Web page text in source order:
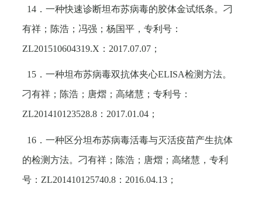
14．一种快速诊断坦布苏病毒的胶体金试纸条。刁
有祥；陈浩；冯强；杨国平，专利号：
ZL201510604319.X ： 2017.07.07；
15．一种坦布苏病毒双抗体夹心ELISA检测方法。
刁有祥；陈浩；唐熠；高绪慧；专利号：
ZL201410123528.8： 2017.01.04；
16．一种区分坦布苏病毒活毒与灭活疫苗产生抗体
的检测方法。刁有祥；陈浩；唐熠；高绪慧，专利
号： ZL201410125740.8： 2016.04.13；